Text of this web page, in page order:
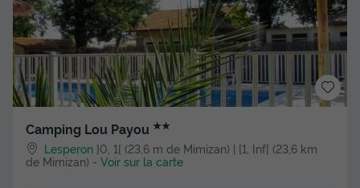
Camping Lou Payou ★★
Lesperon ]0, 1[ (23,6 m de Mimizan) | [1, Inf[ (23,6 km
de Mimizan) - Voir sur la carte